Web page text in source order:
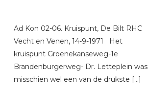
Ad Kon 02-06. Kruispunt, De Bilt RHC
Vecht en Venen, 14-9-1971 Het
kruispunt Groenekanseweg-1e
Brandenburgerweg- Dr. Letteplein was
misschien wel een van de drukste […]